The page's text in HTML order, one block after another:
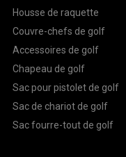
Housse de raquette
Couvre-chefs de golf
Accessoires de golf
Chapeau de golf
Sac pour pistolet de golf
Sac de chariot de golf
Sac fourre-tout de golf